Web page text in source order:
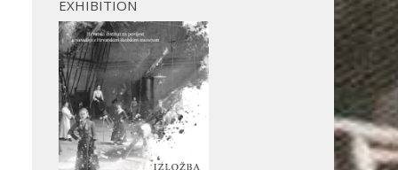
EXHIBITION